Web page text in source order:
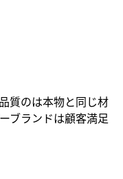
質のは本物と同じ材
ブランドは顧客満足